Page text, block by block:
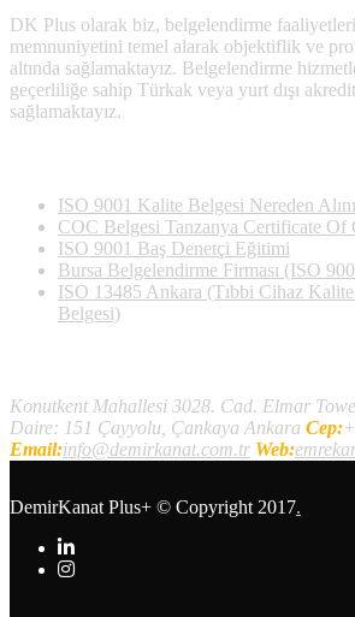
DK Plus olarak biz, belgelendirme
memnuniyetini temel alarak objektiflik ve
altında sağlamaktayız. Belgelendirme
geçerliliğe sahip Türkak veya yurt dışı
sağlamaktayız.
ISO 9001 Kalite Belgesi Nereden
COC Belgesi Tanzanya Certificate Of
ISO 9001 Baş Denetçi Eğitimi
Bursa Belgelendirme Firması (ISO
ISO 13485 Ankara (Tıbbi Cihaz
Belgesi)
Konutkent Mahallesi 3028. Cad. Elmar
Daire: 151 Çayyolu, Çankaya Ankara Cep:
Email:info@demirkanat.com.tr Web:
DemirKanat Plus+ © Copyright 2017.